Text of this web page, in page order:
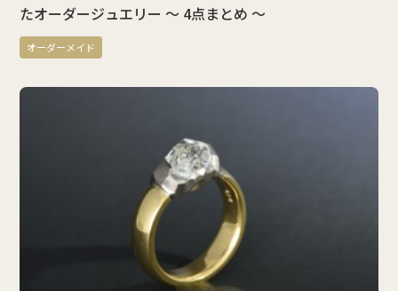
たオーダージュエリー ～ 4点まとめ ～
オーダーメイド